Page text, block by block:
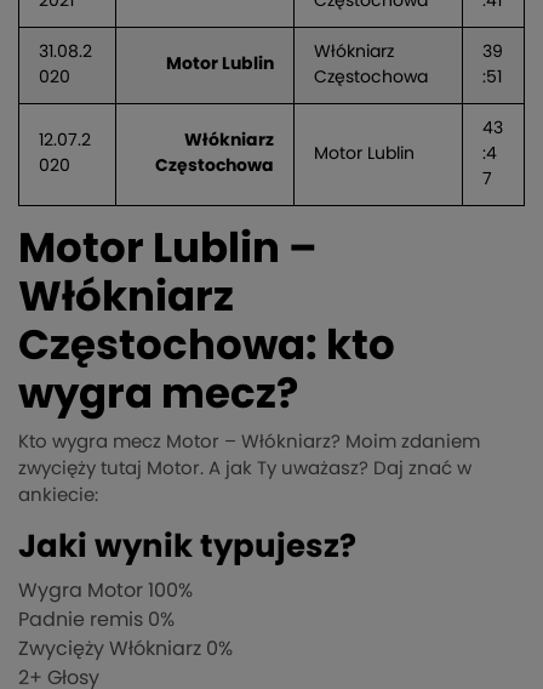
31.08.2
020
Motor Lublin
Włókniarz
Częstochowa
39
:51
12.07.2
020
Włókniarz
Częstochowa
Motor Lublin
43
:4
7
Motor Lublin –
Włókniarz
Częstochowa: kto
wygra mecz?
Kto wygra mecz Motor – Włókniarz? Moim zdaniem
zwycięży tutaj Motor. A jak Ty uważasz? Daj znać w
ankiecie:
Jaki wynik typujesz?
Wygra Motor 100%
Padnie remis 0%
Zwycięży Włókniarz 0%
2+ Głosy